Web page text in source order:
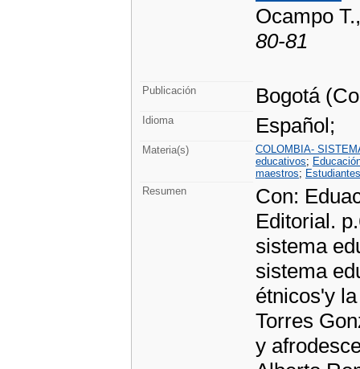
Ocampo
80-81
Publicación Bogotá
Idioma Español;
Materia(s)
COLOMBIA-
educativos;
maestros; Estudiantes
Resumen
Con:
Editorial.
sistema
sistema
étnicos'y
Torres
y